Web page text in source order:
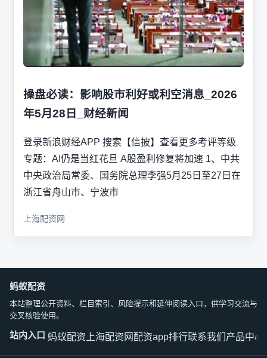
操盘必读：影响股市利好或利空消息_2026
年5月28日_财经新闻
登录新浪财经APP 搜索【信披】查看更多考评等级
专题：AI仍是当红花旦 A股盈利修复将加速 1、中共
中央政治局常委、国务院总理李强5月25日至27日在
浙江省舟山市、宁波市
上海配资网
蚂蚁配资
本站整理公开资料、栏目索引、风险提示和延伸阅读入口，供学习交流与
交叉核验使用。
站内入口 蚂蚁配资上海配资网 配资app排行联系我们 产品中心